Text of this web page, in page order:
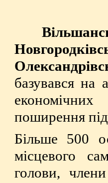
базувався на
поширення
Більше 500
місцевого
голови,